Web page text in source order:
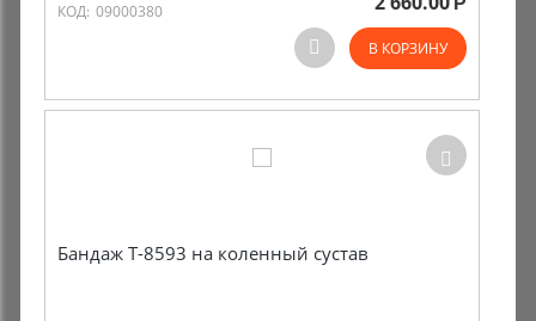
КОД: 09000380
В КОРЗИНУ
Бандаж Т-8593 на коленный сустав